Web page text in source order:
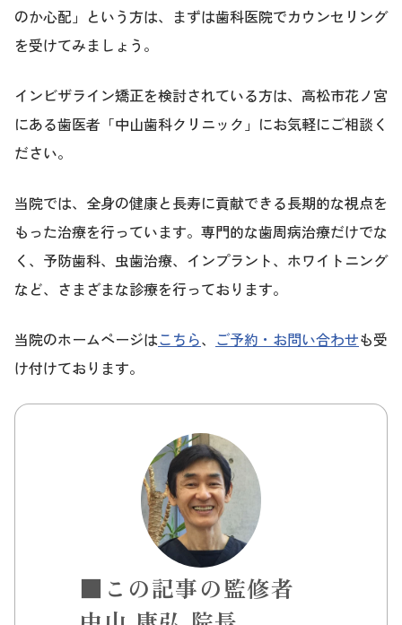
のか心配」という方は、まずは歯科医院でカウンセリング
を受けてみましょう。
インビザライン矯正を検討されている方は、高松市花ノ宮
にある歯医者「中山歯科クリニック」にお気軽にご相談く
ださい。
当院では、全身の健康と長寿に貢献できる長期的な視点を
もった治療を行っています。専門的な歯周病治療だけでな
く、予防歯科、虫歯治療、インプラント、ホワイトニング
など、さまざまな診療を行っております。
当院のホームページはこちら、 ご予約・お問い合わせも受
け付けております。
■この記事の監修者